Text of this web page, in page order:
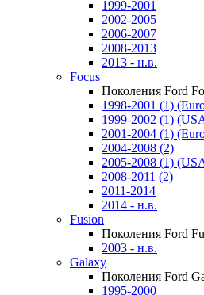
1999-2001
2002-2005
2006-2007
2008-2013
2013 - н.в.
Focus
Поколения Ford
1998-2001 (1)
1999-2002 (1)
2001-2004 (1)
2004-2008 (2)
2005-2008 (1)
2008-2011 (2)
2011-2014
2014 - н.в.
Fusion
Поколения Ford
2003 - н.в.
Galaxy
Поколения Ford
1995-2000